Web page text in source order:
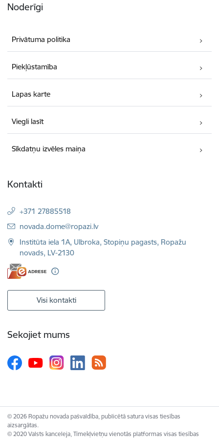
Noderīgi
Privātuma politika
Piekļūstamība
Lapas karte
Viegli lasīt
Sīkdatņu izvēles maiņa
Kontakti
+371 27885518
E-pasts:
novada.dome@ropazi.lv
Institūta iela 1A, Ulbroka, Stopiņu pagasts, Ropažu
novads, LV-2130
Visi kontakti
Sekojiet mums
© 2026 Ropažu novada pašvaldība, publicētā satura visas tiesības
aizsargātas.
© 2020 Valsts kanceleja, Tīmekļvietņu vienotās platformas visas tiesības